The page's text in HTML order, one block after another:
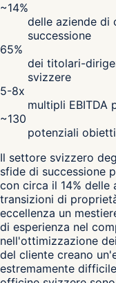
~14%
delle aziende di
successione
65%
dei titolari-
svizzere
5-8x
multipli EBITDA
~130
potenziali
Il settore svizzero
sfide di successione
con circa il 14% delle
transizioni di
eccellenza un
di esperienza nel
nell'ottimizzazione
del cliente creano
estremamente